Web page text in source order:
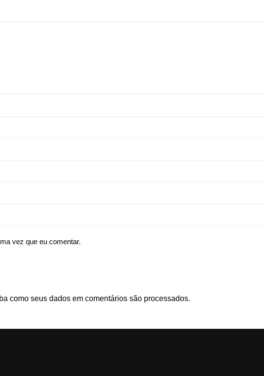
vez que eu comentar.
como seus dados em comentários são processados.